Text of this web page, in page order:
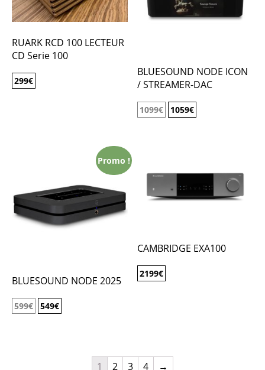
RUARK RCD 100 LECTEUR
CD Serie 100
299€
BLUESOUND NODE ICON
/ STREAMER-DAC
1099€ 1059€
Promo !
BLUESOUND NODE 2025
599€ 549€
CAMBRIDGE EXA100
2199€
1 2 3 4 →